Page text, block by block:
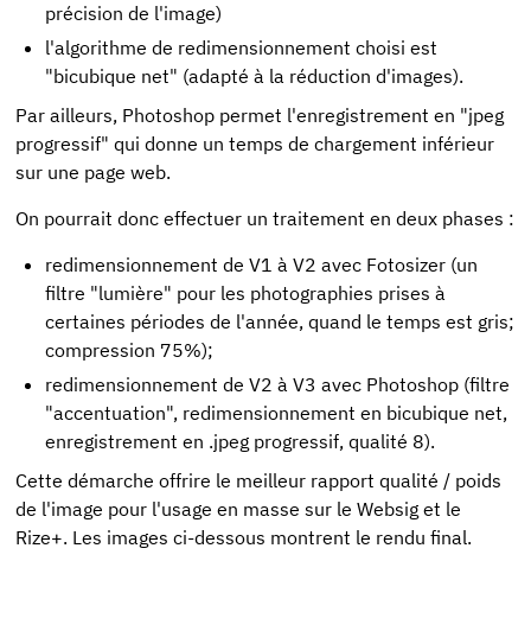
précision de l'image)
l'algorithme de redimensionnement choisi est
"bicubique net" (adapté à la réduction d'images).
Par ailleurs, Photoshop permet l'enregistrement en "jpeg
progressif" qui donne un temps de chargement inférieur
sur une page web.
On pourrait donc effectuer un traitement en deux phases :
redimensionnement de V1 à V2 avec Fotosizer (un
filtre "lumière" pour les photographies prises à
certaines périodes de l'année, quand le temps est gris;
compression 75%);
redimensionnement de V2 à V3 avec Photoshop (filtre
"accentuation", redimensionnement en bicubique net,
enregistrement en .jpeg progressif, qualité 8).
Cette démarche offrire le meilleur rapport qualité / poids
de l'image pour l'usage en masse sur le Websig et le
Rize+. Les images ci-dessous montrent le rendu final.